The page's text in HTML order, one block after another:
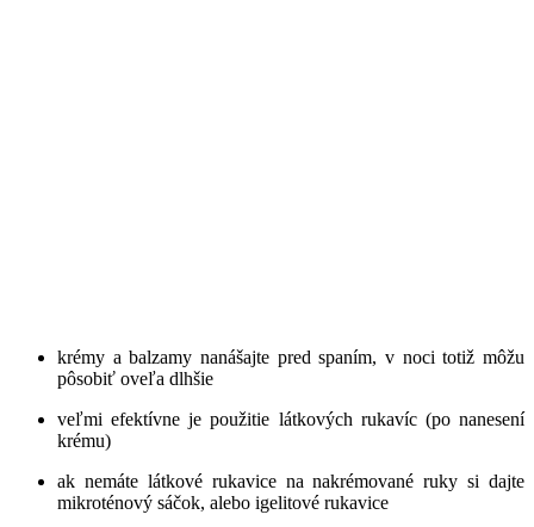
krémy a balzamy nanášajte pred spaním, v noci totiž môžu
pôsobiť oveľa dlhšie
veľmi efektívne je použitie látkových rukavíc (po nanesení
krému)
ak nemáte látkové rukavice na nakrémované ruky si dajte
mikroténový sáčok, alebo igelitové rukavice